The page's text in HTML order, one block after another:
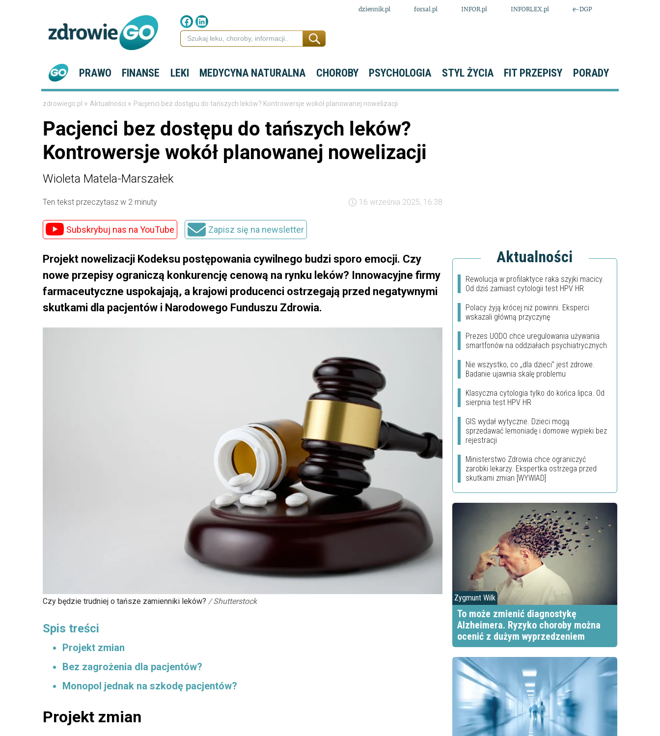
dziennik.pl forsal.pl INFOR.pl INFORLEX.pl e-DGP
PRAWO FINANSE LEKI MEDYCYNA NATURALNA CHOROBY PSYCHOLOGIA STYL ŻYCIA FIT PRZEPISY PORADY
zdrowiego.pl » Aktualności » Pacjenci bez dostępu do tańszych leków? Kontrowersje wokół planowanej nowelizacji
Pacjenci bez dostępu do tańszych leków?
Kontrowersje wokół planowanej nowelizacji
Wioleta Matela-Marszałek
Ten tekst przeczytasz w 2 minuty 16 września 2025, 16:38
Subskrybuj nas na YouTube Zapisz się na newsletter
Projekt nowelizacji Kodeksu postępowania cywilnego budzi sporo emocji. Czy
nowe przepisy ograniczą konkurencję cenową na rynku leków? Innowacyjne firmy
farmaceutyczne uspokajają, a krajowi producenci ostrzegają przed negatywnymi
skutkami dla pacjentów i Narodowego Funduszu Zdrowia.
Czy będzie trudniej o tańsze zamienniki leków? / Shutterstock
Spis treści
Projekt zmian
Bez zagrożenia dla pacjentów?
Monopol jednak na szkodę pacjentów?
Projekt zmian
Aktualności
Rewolucja w profilaktyce raka szyjki macicy.
Od dziś zamiast cytologii test HPV HR
Polacy żyją krócej niż powinni. Eksperci
wskazali główną przyczynę
Prezes UODO chce uregulowania używania
smartfonów na oddziałach psychiatrycznych
Nie wszystko, co „dla dzieci” jest zdrowe.
Badanie ujawnia skalę problemu
Klasyczna cytologia tylko do końca lipca. Od
sierpnia test HPV HR
GIS wydał wytyczne. Dzieci mogą
sprzedawać lemoniadę i domowe wypieki bez
rejestracji
Ministerstwo Zdrowia chce ograniczyć
zarobki lekarzy. Ekspertka ostrzega przed
skutkami zmian [WYWIAD]
Zygmunt Wilk
To może zmienić diagnostykę
Alzheimera. Ryzyko choroby można
ocenić z dużym wyprzedzeniem